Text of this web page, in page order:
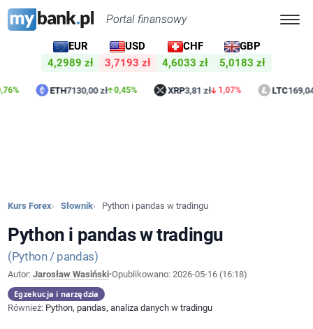
Portal finansowy
EUR
4,2989 zł
USD
3,7193 zł
CHF
4,6033 zł
GBP
5,0183 zł
ETH7130,00 zł 0,45% XRP3,81 zł 1,07% LTC169,04 zł
Kurs Forex Słownik Python i pandas w tradingu
Python i pandas w tradingu
Python / pandas
Autor:Jarosław Wasiński•Opublikowano:2026-05-16 (16:18)
Egzekucja i narzędzia
Również: Python, pandas, analiza danych w tradingu